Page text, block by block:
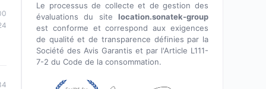
Le processus de collecte et de gestion des
évaluations du site location.sonatek-group
est conforme et correspond aux exigences
de qualité et de transparence définies par la
Société des Avis Garantis et par l'Article L111-
7-2 du Code de la consommation.